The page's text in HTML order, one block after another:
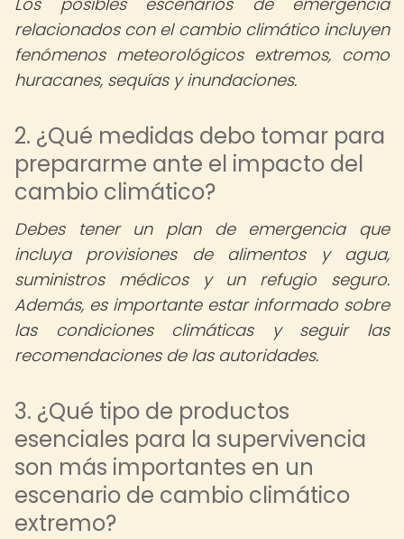
relacionados con el cambio climático incluyen
fenómenos meteorológicos extremos, como
huracanes, sequías y inundaciones.
2. ¿Qué medidas debo tomar para
prepararme ante el impacto del
cambio climático?
Debes tener un plan de emergencia que
incluya provisiones de alimentos y agua,
suministros médicos y un refugio seguro.
Además, es importante estar informado sobre
las condiciones climáticas y seguir las
recomendaciones de las autoridades.
3. ¿Qué tipo de productos
esenciales para la supervivencia
son más importantes en un
escenario de cambio climático
extremo?